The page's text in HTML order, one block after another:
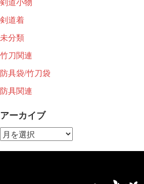
剣道着
未分類
竹刀関連
防具袋/竹刀袋
防具関連
アーカイブ
ア